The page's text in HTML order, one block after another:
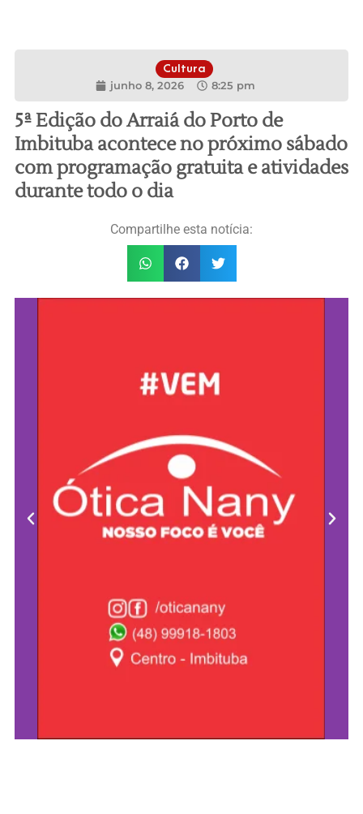
Cultura
junho 8, 2026 8:25 pm
5ª Edição do Arraiá do Porto de
Imbituba acontece no próximo sábado
com programação gratuita e atividades
durante todo o dia
Compartilhe esta notícia: